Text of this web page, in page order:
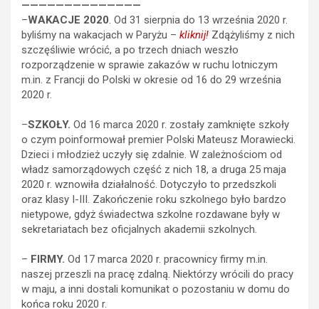
——————————————
–WAKACJE 2020. Od 31 sierpnia do 13 września 2020 r.
byliśmy na wakacjach w Paryżu – kliknij! Zdążyliśmy z nich
szczęśliwie wrócić, a po trzech dniach weszło
rozporządzenie w sprawie zakazów w ruchu lotniczym
m.in. z Francji do Polski w okresie od 16 do 29 września
2020 r.
–SZKOŁY. Od 16 marca 2020 r. zostały zamknięte szkoły
o czym poinformował premier Polski Mateusz Morawiecki.
Dzieci i młodzież uczyły się zdalnie. W zależnościom od
władz samorządowych część z nich 18, a druga 25 maja
2020 r. wznowiła działalność. Dotyczyło to przedszkoli
oraz klasy I-III. Zakończenie roku szkolnego było bardzo
nietypowe, gdyż świadectwa szkolne rozdawane były w
sekretariatach bez oficjalnych akademii szkolnych.
– FIRMY. Od 17 marca 2020 r. pracownicy firmy m.in.
naszej przeszli na pracę zdalną. Niektórzy wrócili do pracy
w maju, a inni dostali komunikat o pozostaniu w domu do
końca roku 2020 r.